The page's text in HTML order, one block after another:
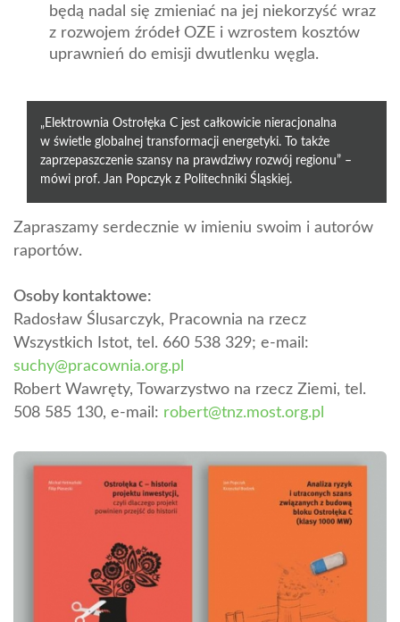
będą nadal się zmieniać na jej niekorzyść wraz
z rozwojem źródeł OZE i wzrostem kosztów
uprawnień do emisji dwutlenku węgla.
„Elektrownia Ostrołęka C jest całkowicie nieracjonalna
w świetle globalnej transformacji energetyki. To także
zaprzepaszczenie szansy na prawdziwy rozwój regionu” –
mówi prof. Jan Popczyk z Politechniki Śląskiej.
Zapraszamy serdecznie w imieniu swoim i autorów
raportów.
Osoby kontaktowe:
Radosław Ślusarczyk, Pracownia na rzecz
Wszystkich Istot, tel. 660 538 329; e-mail:
suchy@pracownia.org.pl
Robert Wawręty, Towarzystwo na rzecz Ziemi, tel.
508 585 130, e-mail: robert@tnz.most.org.pl